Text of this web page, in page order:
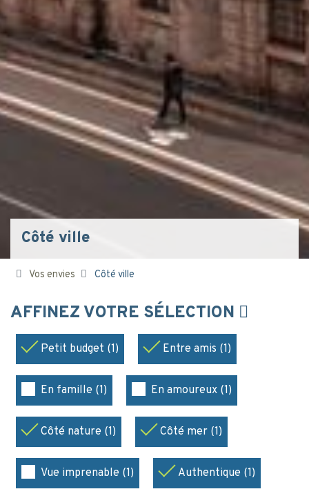
Côté ville
Vos envies Côté ville
AFFINEZ VOTRE SÉLECTION
Petit budget (1) Entre amis (1)
En famille (1) En amoureux (1)
Côté nature (1) Côté mer (1)
Vue imprenable (1) Authentique (1)